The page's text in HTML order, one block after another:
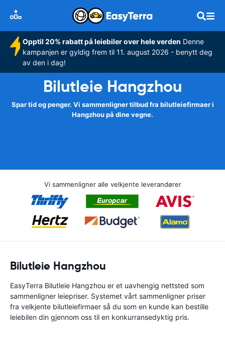
Opptil 20% rabatt på leiebiler over hele verden Denne
kampanjen er gyldig frem til 11. august 2026 - benytt deg
av den i dag!
Bilutleie Hangzhou
Spar tid og penger. Vi sammenligner tilbud fra bilutleiefirmaer i
Hangzhou på dine vegne.
Vi sammenligner alle velkjente leverandører
Bilutleie Hangzhou
EasyTerra Bilutleie Hangzhou er et uavhengig nettsted som
sammenligner leiepriser. Systemet vårt sammenligner priser
fra velkjente bilutleiefirmaer så du som en kunde kan bestille
leiebilen din gjennom oss til en konkurransedyktig pris.